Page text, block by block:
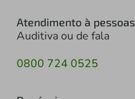
Atendimento à
Auditiva ou de fala
0800 724 0525